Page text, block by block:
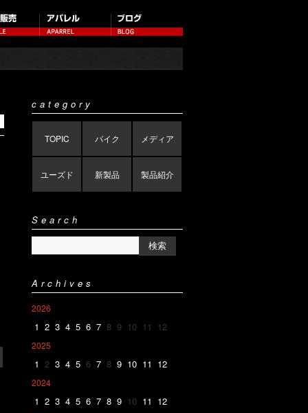
category
TOPIC バイク メディア
ユーズド 新製品 製品紹介
Search
Archives
2026
1 2 3 4 5 6 7 8 9 10 11 12
2025
1 2 3 4 5 6 7 8 9 10 11 12
2024
1 2 3 4 5 6 7 8 9 10 11 12